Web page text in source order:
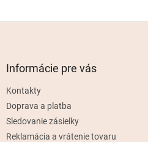
Informácie pre vás
Kontakty
Doprava a platba
Sledovanie zásielky
Reklamácia a vrátenie tovaru